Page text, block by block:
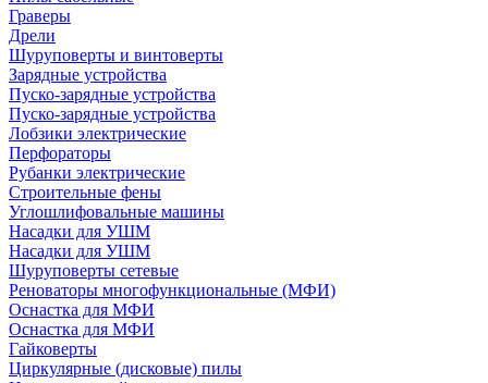
Граверы
Дрели
Шуруповерты и винтоверты
Зарядные устройства
Пуско-зарядные устройства
Пуско-зарядные устройства
Лобзики электрические
Перфораторы
Рубанки электрические
Строительные фены
Углошлифовальные машины
Насадки для УШМ
Насадки для УШМ
Шуруповерты сетевые
Реноваторы многофункциональные (МФИ)
Оснастка для МФИ
Оснастка для МФИ
Гайковерты
Циркулярные (дисковые) пилы